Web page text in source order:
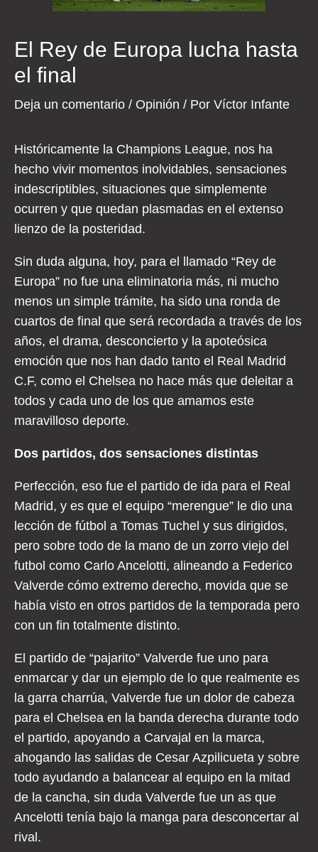
El Rey de Europa lucha hasta
el final
Deja un comentario / Opinión / Por Víctor Infante
Históricamente la Champions League, nos ha
hecho vivir momentos inolvidables, sensaciones
indescriptibles, situaciones que simplemente
ocurren y que quedan plasmadas en el extenso
lienzo de la posteridad.
Sin duda alguna, hoy, para el llamado “Rey de
Europa” no fue una eliminatoria más, ni mucho
menos un simple trámite, ha sido una ronda de
cuartos de final que será recordada a través de los
años, el drama, desconcierto y la apoteósica
emoción que nos han dado tanto el Real Madrid
C.F, como el Chelsea no hace más que deleitar a
todos y cada uno de los que amamos este
maravilloso deporte.
Dos partidos, dos sensaciones distintas
Perfección, eso fue el partido de ida para el Real
Madrid, y es que el equipo “merengue” le dio una
lección de fútbol a Tomas Tuchel y sus dirigidos,
pero sobre todo de la mano de un zorro viejo del
futbol como Carlo Ancelotti, alineando a Federico
Valverde cómo extremo derecho, movida que se
había visto en otros partidos de la temporada pero
con un fin totalmente distinto.
El partido de “pajarito” Valverde fue uno para
enmarcar y dar un ejemplo de lo que realmente es
la garra charrúa, Valverde fue un dolor de cabeza
para el Chelsea en la banda derecha durante todo
el partido, apoyando a Carvajal en la marca,
ahogando las salidas de Cesar Azpilicueta y sobre
todo ayudando a balancear al equipo en la mitad
de la cancha, sin duda Valverde fue un as que
Ancelotti tenía bajo la manga para desconcertar al
rival.